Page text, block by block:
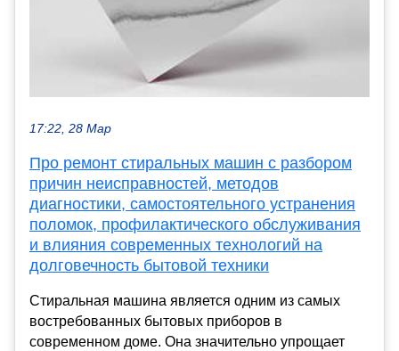
17:22, 28 Мар
Про ремонт стиральных машин с разбором
причин неисправностей, методов
диагностики, самостоятельного устранения
поломок, профилактического обслуживания
и влияния современных технологий на
долговечность бытовой техники
Стиральная машина является одним из самых
востребованных бытовых приборов в
современном доме. Она значительно упрощает